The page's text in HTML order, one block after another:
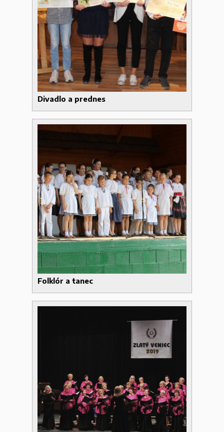
Divadlo a prednes
Folklór a tanec